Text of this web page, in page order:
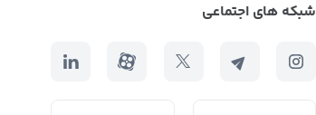
شبکه های اجتماعی